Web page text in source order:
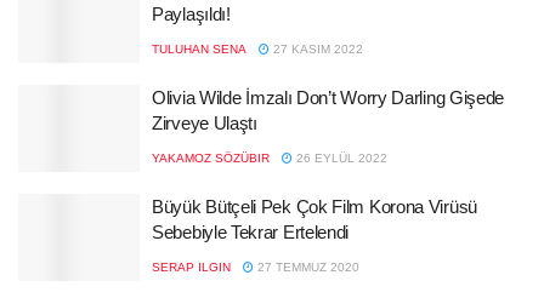
Paylaşıldı!
TULUHAN SENA 27 KASIM 2022
Olivia Wilde İmzalı Don’t Worry Darling Gişede
Zirveye Ulaştı
YAKAMOZ SÖZÜBIR 26 EYLÜL 2022
Büyük Bütçeli Pek Çok Film Korona Virüsü
Sebebiyle Tekrar Ertelendi
SERAP ILGIN 27 TEMMUZ 2020